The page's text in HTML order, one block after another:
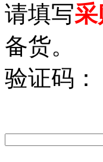
请填写采
备货。
验证码：